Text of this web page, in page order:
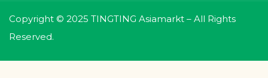
Copyright © 2025 TINGTING Asiamarkt – All Rights
Reserved.